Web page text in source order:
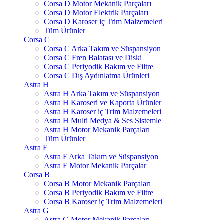
Corsa D Motor Mekanik Parçaları
Corsa D Motor Elektrik Parçaları
Corsa D Karoser iç Trim Malzemeleri
Tüm Ürünler
Corsa C
Corsa C Arka Takım ve Süspansiyon
Corsa C Fren Balatası ve Diski
Corsa C Periyodik Bakım ve Filtre
Corsa C Dış Aydınlatma Ürünleri
Astra H
Astra H Arka Takım ve Süspansiyon
Astra H Karoseri ve Kaporta Ürünler
Astra H Karoser iç Trim Malzemeleri
Astra H Multi Medya & Ses Sistemle
Astra H Motor Mekanik Parçaları
Tüm Ürünler
Astra F
Astra F Arka Takım ve Süspansiyon
Astra F Motor Mekanik Parçalar
Corsa B
Corsa B Motor Mekanik Parçaları
Corsa B Periyodik Bakım ve Filtre
Corsa B Karoser iç Trim Malzemeleri
Astra G